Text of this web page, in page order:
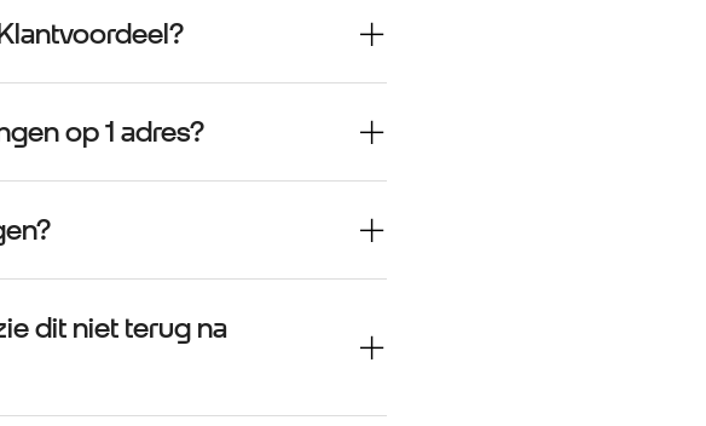
op 1 adres?
dit niet terug na